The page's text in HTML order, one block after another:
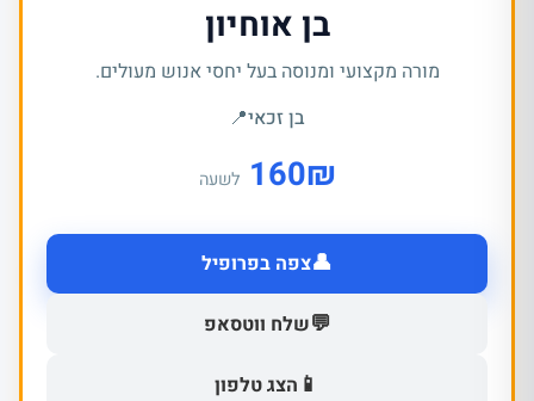
בן אוחיון
מורה מקצועי ומנוסה בעל יחסי אנוש מעולים.
בן זכאי📍
₪
160 לשעה
👤צפה בפרופיל
💬שלח ווטסאפ
📱 הצג טלפון